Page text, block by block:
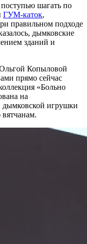
шагать по
ГУМ-каток,
правильном подходе
дымковские
зданий и
Копыловой
прямо сейчас
«Больно
на
дымковской игрушки